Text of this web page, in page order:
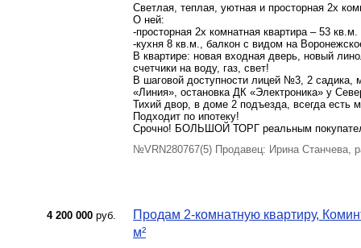
Светлая, теплая, уютная и просторная 2х
О ней:
-просторная 2х комнатная квартира – 53
-кухня 8 кв.м., балкон с видом на
В квартире: новая входная дверь, новый
счетчики на воду, газ, свет!
В шаговой доступности лицей №3, 2 садика,
«Линия», остановка ДК «Электроника» у
Тихий двор, в доме 2 подъезда, всегда есть
Подходит по ипотеку!
Срочно! БОЛЬШОЙ ТОРГ реальным
№VRN280767(5) Продавец: Ирина Станчева,
4 200 000 руб.
Продам 2-комнатную квартиру,
м²